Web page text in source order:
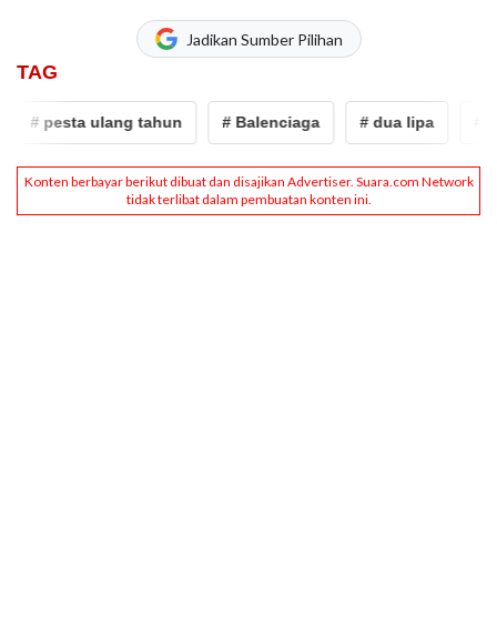
Jadikan Sumber Pilihan
TAG
# pesta ulang tahun # Balenciaga # dua lipa